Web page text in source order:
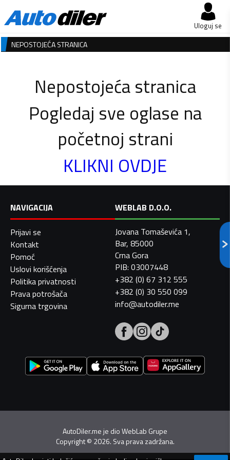
Uloguj se
NEPOSTOJEĆA STRANICA
Nepostojeća stranica
Pogledaj sve oglase na
početnoj strani
KLIKNI OVDJE
NAVIGACIJA
Prijavi se
Kontakt
Pomoć
Uslovi korišćenja
Politika privatnosti
Prava potrošača
Sigurna trgovina
WEBLAB D.O.O.
Jovana Tomaševića 1,
Bar, 85000
Crna Gora
PIB: 03007448
+382 (0) 67 312 555
+382 (0) 30 550 099
info@autodiler.me
AutoDiler.me je dioWebLab Grupe
Copyright© 2026. Sva prava zadržana.